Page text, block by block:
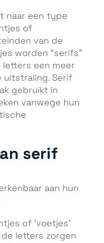
naar een type
of
van de
worden “serifs”
letters een meer
uitstraling. Serif
gebruikt in
vanwege hun
serif
aan hun
of ‘voetjes’
letters zorgen